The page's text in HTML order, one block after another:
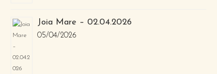
Joia Mare – 02.04.2026
05/04/2026